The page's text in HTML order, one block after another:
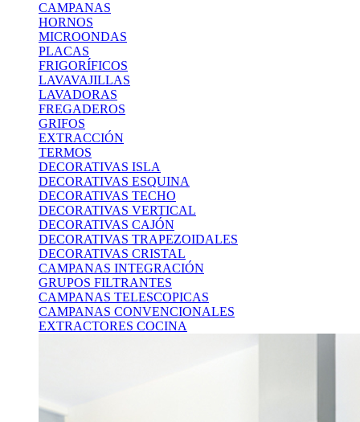
CAMPANAS
HORNOS
MICROONDAS
PLACAS
FRIGORÍFICOS
LAVAVAJILLAS
LAVADORAS
FREGADEROS
GRIFOS
EXTRACCIÓN
TERMOS
DECORATIVAS ISLA
DECORATIVAS ESQUINA
DECORATIVAS TECHO
DECORATIVAS VERTICAL
DECORATIVAS CAJÓN
DECORATIVAS TRAPEZOIDALES
DECORATIVAS CRISTAL
CAMPANAS INTEGRACIÓN
GRUPOS FILTRANTES
CAMPANAS TELESCOPICAS
CAMPANAS CONVENCIONALES
EXTRACTORES COCINA